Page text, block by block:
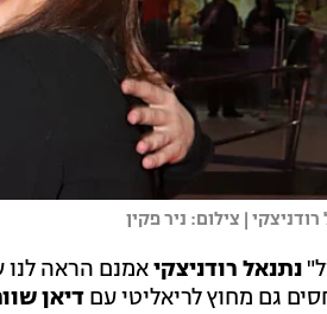
| צילום: ניר פקין
נתנאל רודניצקיאמנם הראה לנו
גם מחוץ לריאליטי עם דיאן